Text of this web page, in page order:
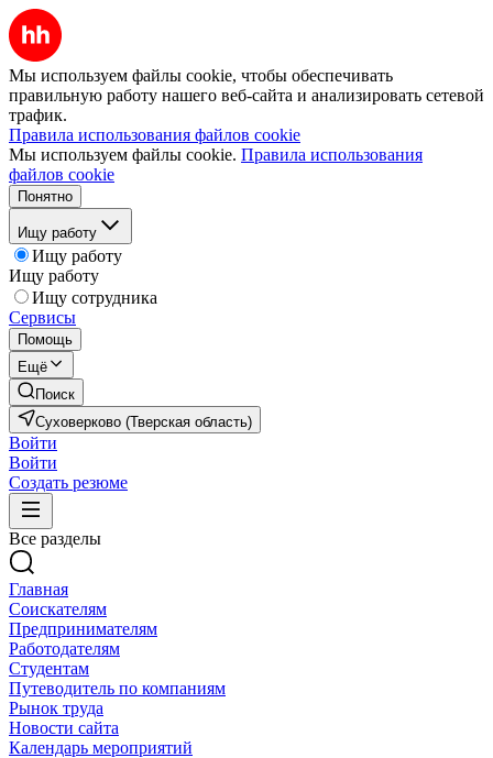
Мы используем файлы cookie, чтобы обеспечивать
правильную работу нашего веб-сайта и анализировать сетевой
трафик.
Правила использования файлов cookie
Мы используем файлы cookie. Правила использования
файлов cookie
Понятно
Ищу работу
Ищу работу
Ищу работу
Ищу сотрудника
Сервисы
Помощь
Ещё
Поиск
Суховерково (Тверская область)
Войти
Войти
Создать резюме
Все разделы
Главная
Соискателям
Предпринимателям
Работодателям
Студентам
Путеводитель по компаниям
Рынок труда
Новости сайта
Календарь мероприятий